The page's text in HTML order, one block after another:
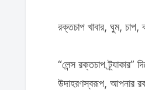
রক্তচাপ খাবার, ঘুম, চাপ,
“লেন্স রক্তচাপ
উদাহরণস্বরূপ, আপনার